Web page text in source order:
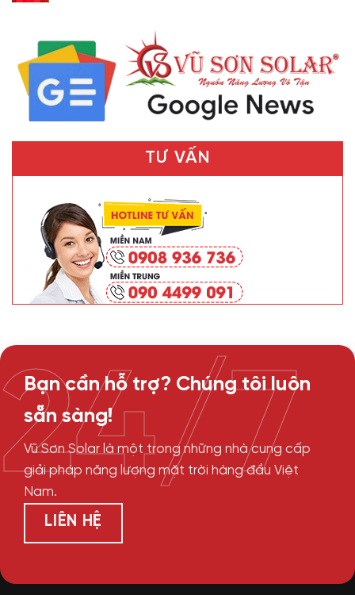
TƯ VẤN
Bạn cần hỗ trợ? Chúng tôi luôn
sẵn sàng!
Vũ Sơn Solar là một trong những nhà cung cấp
giải pháp năng lượng mặt trời hàng đầu Việt
Nam.
LIÊN HỆ
24/7